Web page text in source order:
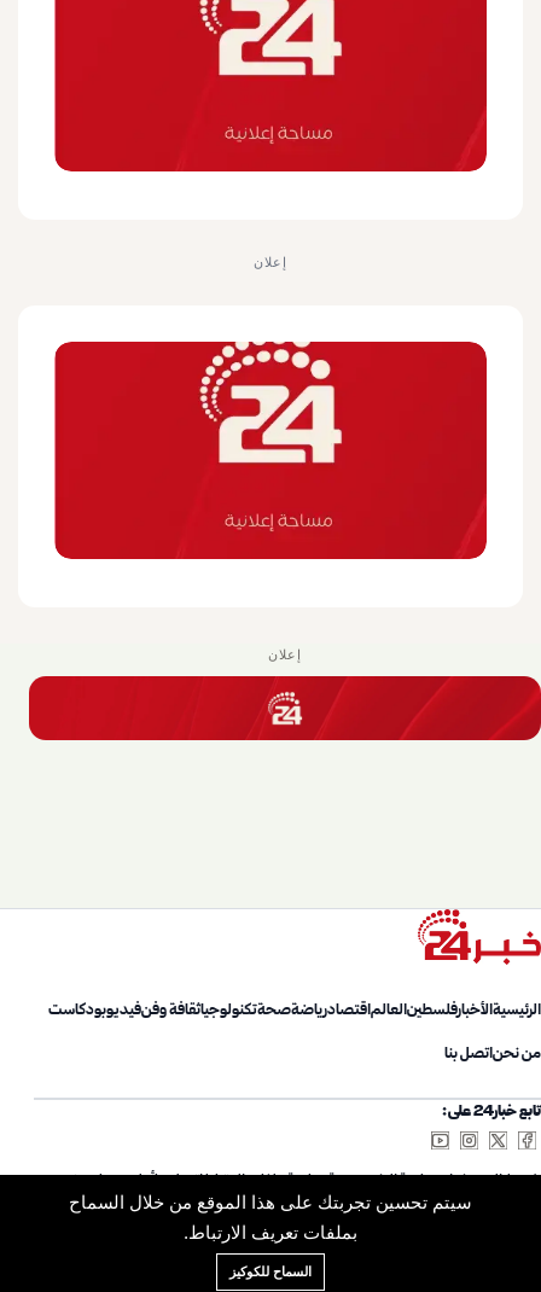
إعلان
إعلان
الرئيسيةالأخبارفلسطينالعالماقتصادرياضةصحةتكنولوجياثقافة وفنفيديوبودكاست
من نحناتصل بنا
تابع خبار24 على:
شروط الاستخدامسياسة الخصوصيةسياسة ملفات الارتباطاتصل بناأعلن معنامن نحن
سيتم تحسين تجربتك على هذا الموقع من خلال السماح
بملفات تعريف الارتباط.
السماح للكوكيز